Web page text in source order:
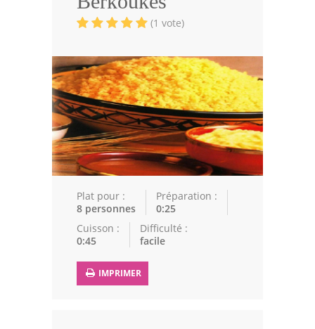
Volailles
Pâtisseries Orientales
Recettes marocaine
Cuisine Algérienne
Cuisine Tunisienne
Cuisine Libanaise
Articles
Actualités
(1 vote)
Plat pour :
8 personnes
Préparation :
0:25
Cuisson :
0:45
Difficulté :
facile
IMPRIMER